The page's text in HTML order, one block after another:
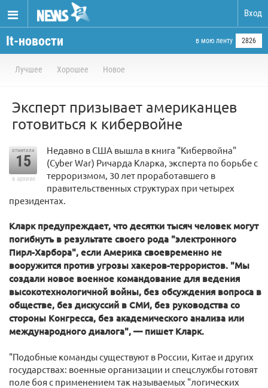
Вход
It-новости в мою ленту 2826
Лучшее Хорошее Новое
Эксперт призывает американцев
готовиться к кибервойне
отметили
15
в архиве
Недавно в США вышла в книга "Кибервойна"
(Cyber War) Ричарда Кларка, эксперта по борьбе с
терроризмом, 30 лет проработавшего в
правительственных структурах при четырех
президентах.
Кларк предупреждает, что десятки тысяч человек могут
погибнуть в результате своего рода "электронного
Пирл-Харбора", если Америка своевременно не
вооружится против угрозы хакеров-террористов. "Мы
создали новое военное командование для ведения
высокотехнологичной войны, без обсуждения вопроса в
обществе, без дискуссий в СМИ, без руководства со
стороны Конгресса, без академического анализа или
международного диалога", — пишет Кларк.
"Подобные команды существуют в России, Китае и других
государствах: военные организации и спецслужбы готовят
поле боя с применением так называемых "логических